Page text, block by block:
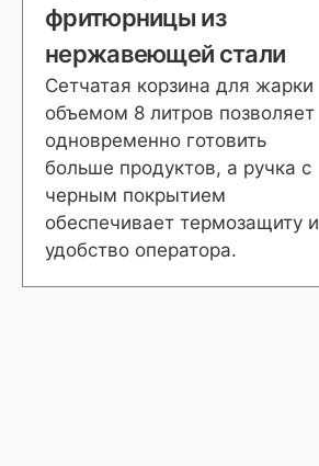
фритюрницы из
нержавеющей стали
Сетчатая корзина для жарки
объемом 8 литров позволяет
одновременно готовить
больше продуктов, а ручка с
черным покрытием
обеспечивает термозащиту и
удобство оператора.